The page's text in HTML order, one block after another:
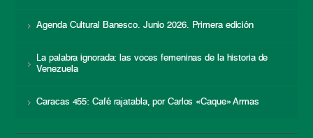
Agenda Cultural Banesco. Junio 2026. Primera edición
La palabra ignorada: las voces femeninas de la historia de
Venezuela
Caracas 455: Café rajatabla, por Carlos «Caque» Armas